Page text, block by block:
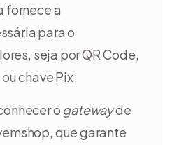
fornece a
para o
seja por QR Code,
chave Pix;
o gatewayde
que garante